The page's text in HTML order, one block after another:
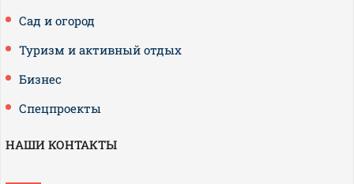
Сад и огород
Туризм и активный отдых
Бизнес
Спецпроекты
НАШИ КОНТАКТЫ